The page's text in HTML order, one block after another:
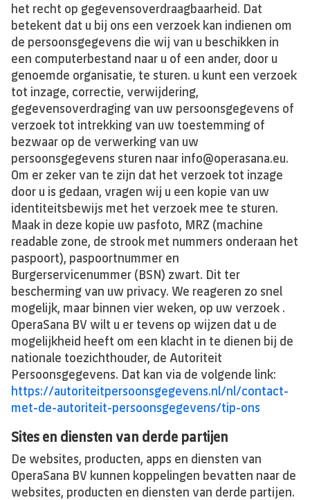
het recht op gegevensoverdraagbaarheid. Dat
betekent dat u bij ons een verzoek kan indienen om
de persoonsgegevens die wij van u beschikken in
een computerbestand naar u of een ander, door u
genoemde organisatie, te sturen. u kunt een verzoek
tot inzage, correctie, verwijdering,
gegevensoverdraging van uw persoonsgegevens of
verzoek tot intrekking van uw toestemming of
bezwaar op de verwerking van uw
persoonsgegevens sturen naar info@operasana.eu.
Om er zeker van te zijn dat het verzoek tot inzage
door u is gedaan, vragen wij u een kopie van uw
identiteitsbewijs met het verzoek mee te sturen.
Maak in deze kopie uw pasfoto, MRZ (machine
readable zone, de strook met nummers onderaan het
paspoort), paspoortnummer en
Burgerservicenummer (BSN) zwart. Dit ter
bescherming van uw privacy. We reageren zo snel
mogelijk, maar binnen vier weken, op uw verzoek .
OperaSana BV wilt u er tevens op wijzen dat u de
mogelijkheid heeft om een klacht in te dienen bij de
nationale toezichthouder, de Autoriteit
Persoonsgegevens. Dat kan via de volgende link:
https://autoriteitpersoonsgegevens.nl/nl/contact-
met-de-autoriteit-persoonsgegevens/tip-ons
Sites en diensten van derde partijen
De websites, producten, apps en diensten van
OperaSana BV kunnen koppelingen bevatten naar de
websites, producten en diensten van derde partijen.